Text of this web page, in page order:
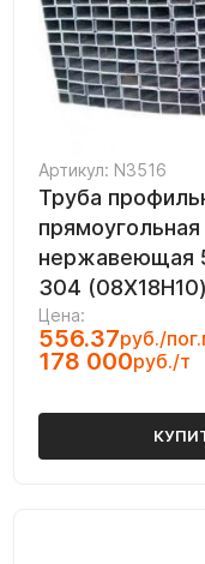
Артикул: N3516
Труба
прямоугольная
нержавеющая
304
Цена:
556.37руб./
178 000руб./т